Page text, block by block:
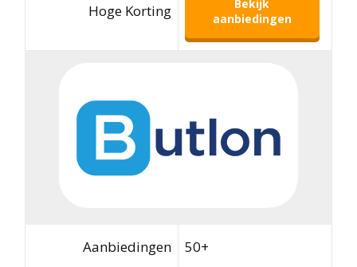
Hoge Korting
Bekijk
aanbiedingen
Aanbiedingen 50+